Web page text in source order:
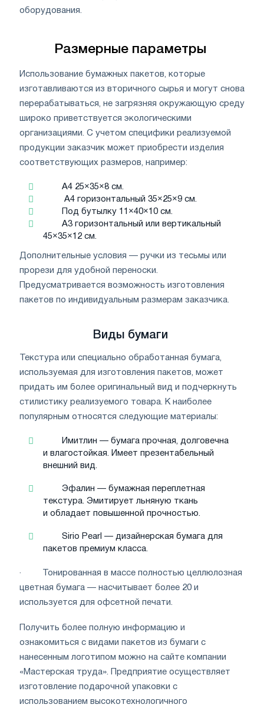
оборудования.
Размерные параметры
Использование бумажных пакетов, которые
изготавливаются из вторичного сырья и могут снова
перерабатываться, не загрязняя окружающую среду
широко приветствуется экологическими
организациями. С учетом специфики реализуемой
продукции заказчик может приобрести изделия
соответствующих размеров, например:
А4 25×35×8 см.
А4 горизонтальный 35×25×9 см.
Под бутылку 11×40×10 см.
А3 горизонтальный или вертикальный
45×35×12 см.
Дополнительные условия — ручки из тесьмы или
прорези для удобной переноски.
Предусматривается возможность изготовления
пакетов по индивидуальным размерам заказчика.
Виды бумаги
Текстура или специально обработанная бумага,
используемая для изготовления пакетов, может
придать им более оригинальный вид и подчеркнуть
стилистику реализуемого товара. К наиболее
популярным относятся следующие материалы:
Имитлин — бумага прочная, долговечна
и влагостойкая. Имеет презентабельный
внешний вид.
Эфалин — бумажная переплетная
текстура. Эмитирует льняную ткань
и обладает повышенной прочностью.
Sirio Pearl — дизайнерская бумага для
пакетов премиум класса.
· Тонированная в массе полностью целлюлозная
цветная бумага — насчитывает более 20 и
используется для офсетной печати.
Получить более полную информацию и
ознакомиться с видами пакетов из бумаги с
нанесенным логотипом можно на сайте компании
«Мастерская труда». Предприятие осуществляет
изготовление подарочной упаковки с
использованием высокотехнологичного